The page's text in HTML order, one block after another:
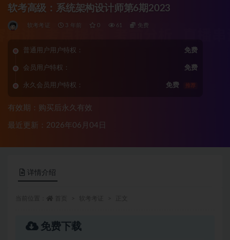
软考高级：系统架构设计师第6期2023
软考考证 3 年前 0 61 免费
普通用户用户特权： 免费
会员用户特权： 免费
永久会员用户特权： 免费 推荐
有效期：购买后永久有效
最近更新：2026年06月04日
详情介绍
免费下载